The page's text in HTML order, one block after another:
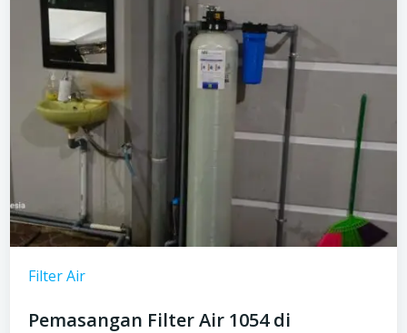
Filter Air
Pemasangan Filter Air 1054 di